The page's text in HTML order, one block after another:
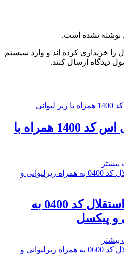
نوشته نشده است.
خریداری کرده اند و وارد سیستم
دیدگاه ارسال کنند.
ماگ طرح بی تی اس کد 1400 همراه با
بیشتر
ست ماگ طرح استقلال کد 0400 به
و پیکسل
بیشتر